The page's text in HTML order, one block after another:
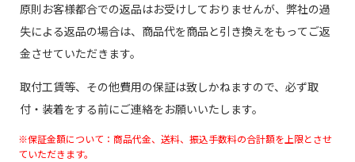
原則お客様都合での返品はお受けしておりませんが、弊社の過
失による返品の場合は、商品代を商品と引き換えをもってご返
金させていただきます。
取付工賃等、その他費用の保証は致しかねますので、必ず取
付・装着をする前にご連絡をお願いいたします。
※保証金額について：商品代金、送料、振込手数料の合計額を上限とさせ
ていただきます。